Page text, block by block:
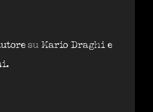
su Mario Draghi e